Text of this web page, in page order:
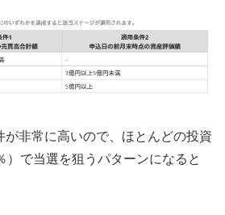
が非常に高いので、ほとんどの投資
）で当選を狙うパターンになると